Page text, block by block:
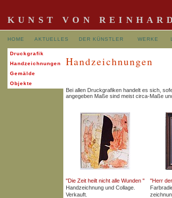
KUNST VON
HOME AKTUELLES DER KÜNSTLER WERKE
Druckgrafik
Handzeichnungen
Gemälde
Objekte
Handzeichnungen
Bei allen Druckgrafiken handelt es sich,
angegeben Maße sind meist circa-Maße
"Die Zeit heilt nicht alle Wunden "
Handzeichnung und Collage.
Verkauft.
"Herr